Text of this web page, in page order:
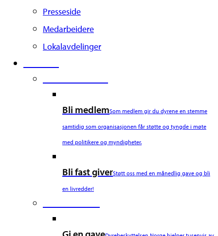
Presseside
Medarbeidere
Lokalavdelinger
Bli medlemSom medlem gir du dyrene en stemme
samtidig som organisasjonen får støtte og tyngde i møte
med politikere og myndigheter.
Bli fast giverStøtt oss med en månedlig gave og bli
en livredder!